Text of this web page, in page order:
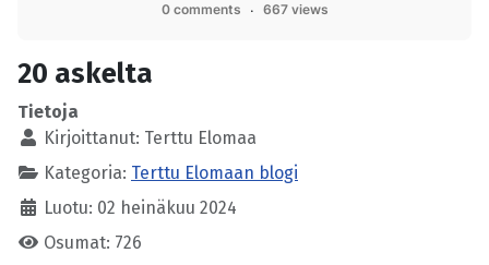
0 comments 667 views
20 askelta
Tietoja
Kirjoittanut: Terttu Elomaa
Kategoria: Terttu Elomaan blogi
Luotu: 02 heinäkuu 2024
Osumat: 726